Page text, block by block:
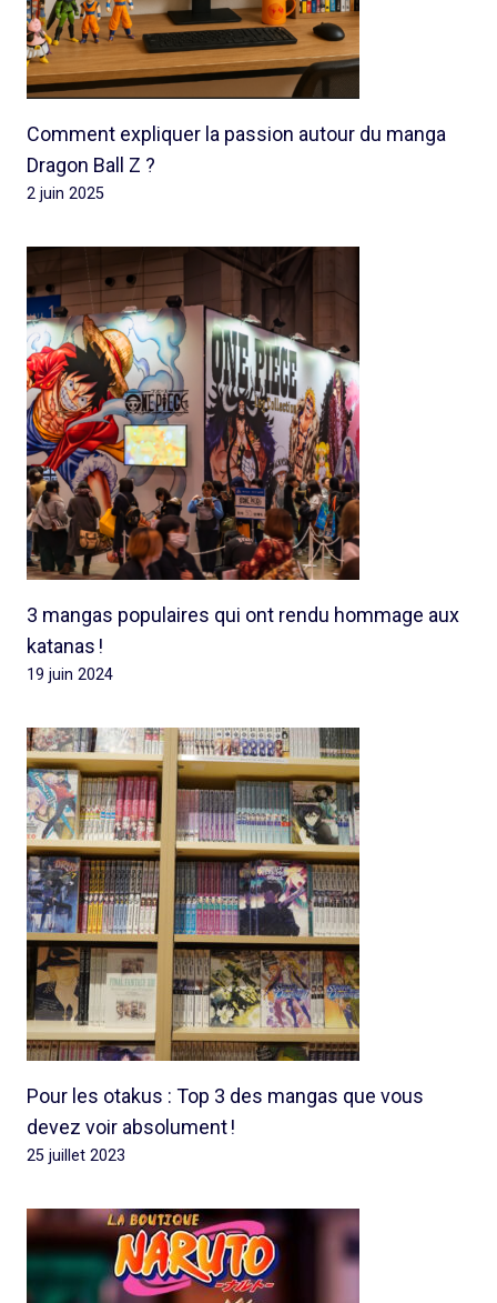
Comment expliquer la passion autour du manga
Dragon Ball Z ?
2 juin 2025
3 mangas populaires qui ont rendu hommage aux
katanas !
19 juin 2024
Pour les otakus : Top 3 des mangas que vous
devez voir absolument !
25 juillet 2023